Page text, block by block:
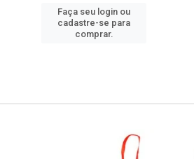
Faça seu login ou
cadastre-se para
comprar.